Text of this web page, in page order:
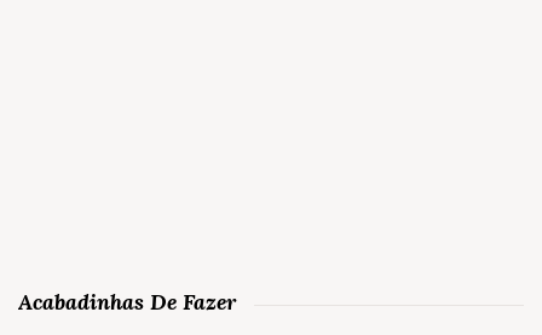
Acabadinhas De Fazer